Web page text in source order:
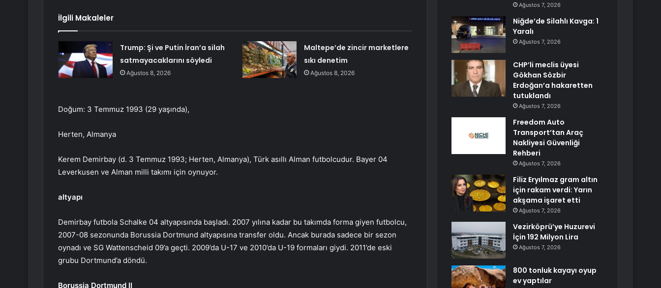
İlgili Makaleler
Trump: Şi ve Putin İran’a silah
satmayacaklarını söyledi
Ağustos 8, 2026
Maltepe’de zincir marketlere
sıkı denetim
Ağustos 8, 2026
Doğum: 3 Temmuz 1993 (29 yaşında),
Herten, Almanya
Kerem Demirbay (d. 3 Temmuz 1993; Herten, Almanya), Türk asıllı Alman futbolcudur. Bayer 04
Leverkusen ve Alman milli takımı için oynuyor.
altyapı
Demirbay futbola Schalke 04 altyapısında başladı. 2007 yılına kadar bu takımda forma giyen futbolcu,
2007-08 sezonunda Borussia Dortmund altyapısına transfer oldu. Ancak burada sadece bir sezon
oynadı ve SG Wattenscheid 09’a geçti. 2009’da U-17 ve 2010’da U-19 formaları giydi. 2011’de eski
grubu Dortmund’a döndü.
Borussia Dortmund II
Ağustos 7, 2026
Niğde’de Silahlı Kavga: 1
Yaralı
Ağustos 7, 2026
CHP’li meclis üyesi
Gökhan Sözbir
Erdoğan’a hakaretten
tutuklandı
Ağustos 7, 2026
Freedom Auto
Transport’tan Araç
Nakliyesi Güvenliği
Rehberi
Ağustos 7, 2026
Filiz Eryılmaz gram altın
için rakam verdi: Yarın
akşama işaret etti
Ağustos 7, 2026
Vezirköprü’ye Huzurevi
İçin 192 Milyon Lira
Ağustos 7, 2026
800 tonluk kayayı oyup
ev yaptılar